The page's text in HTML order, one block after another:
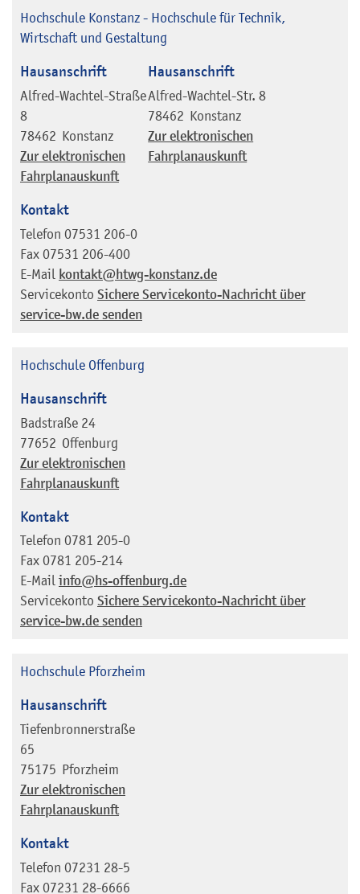
Hochschule Konstanz - Hochschule für Technik,
Wirtschaft und Gestaltung
Hausanschrift
Alfred-Wachtel-Straße
8
78462 Konstanz
Zur elektronischen
Fahrplanauskunft
Hausanschrift
Alfred-Wachtel-Str. 8
78462 Konstanz
Zur elektronischen
Fahrplanauskunft
Kontakt
Telefon 07531 206-0
Fax 07531 206-400
E-Mail kontakt@htwg-konstanz.de
Servicekonto Sichere Servicekonto-Nachricht über
service-bw.de senden
Hochschule Offenburg
Hausanschrift
Badstraße 24
77652 Offenburg
Zur elektronischen
Fahrplanauskunft
Kontakt
Telefon 0781 205-0
Fax 0781 205-214
E-Mail info@hs-offenburg.de
Servicekonto Sichere Servicekonto-Nachricht über
service-bw.de senden
Hochschule Pforzheim
Hausanschrift
Tiefenbronnerstraße
65
75175 Pforzheim
Zur elektronischen
Fahrplanauskunft
Kontakt
Telefon 07231 28-5
Fax 07231 28-6666